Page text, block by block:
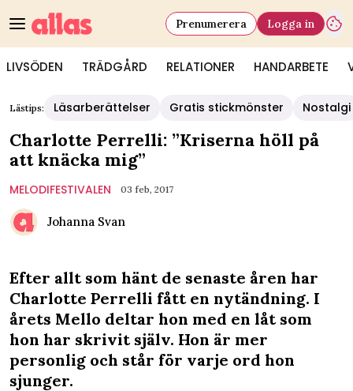
LIVSÖDEN TRÄDGÅRD RELATIONER HANDARBETE
Prenumerera Logga in
Lästips: Läsarberättelser Gratis stickmönster Nostalgi
Charlotte Perrelli: ”Kriserna höll på
att knäcka mig”
MELODIFESTIVALEN 03 feb, 2017
Johanna Svan
Efter allt som hänt de senaste åren har
Charlotte Perrelli fått en nytändning. I
årets Mello deltar hon med en låt som
hon har skrivit själv. Hon är mer
personlig och står för varje ord hon
sjunger.